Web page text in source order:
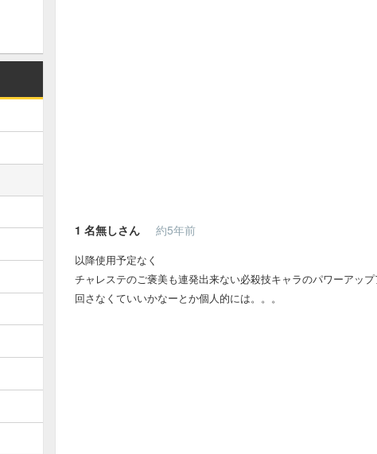
1 名無しさん 約5年前
以降使用予定なく
チャレステのご褒美も連発出来ない必殺技キャラのパワーアッ
回さなくていいかなーとか個人的には。。。